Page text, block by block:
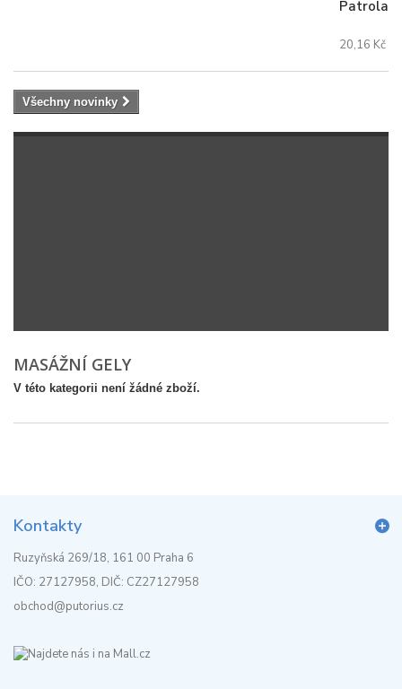
Patrola
20,16 Kč
Všechny novinky
MASÁŽNÍ GELY
V této kategorii není žádné zboží.
Kontakty
Ruzyňská 269/18, 161 00 Praha 6
IČO: 27127958, DIČ: CZ27127958
obchod@putorius.cz